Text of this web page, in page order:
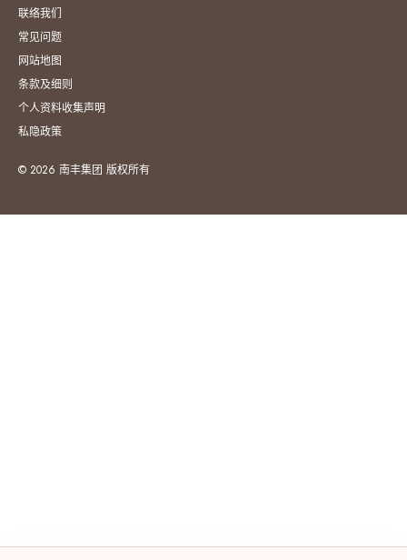
联络我们
常见问题
网站地图
条款及细则
个人资料收集声明
私隐政策
© 2026 南丰集团 版权所有